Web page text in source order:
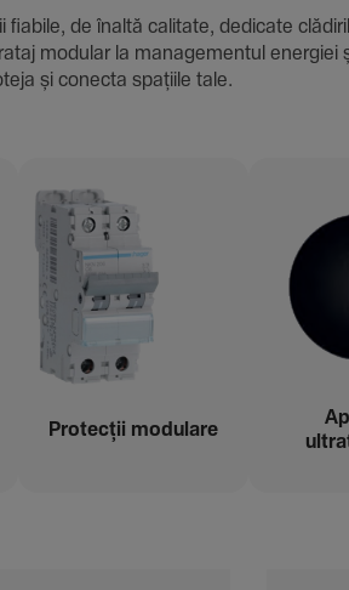
de înaltă cali­tate, dedi­cate
modular la managementul energiei
și conecta spațiile tale.
Protecții modu­lare